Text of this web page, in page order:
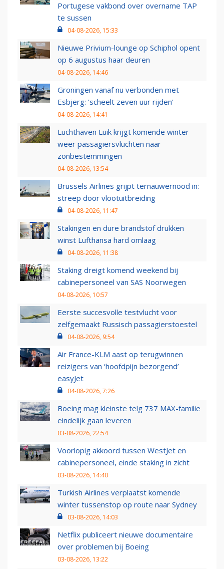
Portugese vakbond over overname TAP
te sussen
04-08-2026, 15:33
Nieuwe Privium-lounge op Schiphol opent
op 6 augustus haar deuren
04-08-2026, 14:46
Groningen vanaf nu verbonden met
Esbjerg: 'scheelt zeven uur rijden'
04-08-2026, 14:41
Luchthaven Luik krijgt komende winter
weer passagiersvluchten naar
zonbestemmingen
04-08-2026, 13:54
Brussels Airlines grijpt ternauwernood in:
streep door vlootuitbreiding
04-08-2026, 11:47
Stakingen en dure brandstof drukken
winst Lufthansa hard omlaag
04-08-2026, 11:38
Staking dreigt komend weekend bij
cabinepersoneel van SAS Noorwegen
04-08-2026, 10:57
Eerste succesvolle testvlucht voor
zelfgemaakt Russisch passagierstoestel
04-08-2026, 9:54
Air France-KLM aast op terugwinnen
reizigers van ‘hoofdpijn bezorgend’
easyJet
04-08-2026, 7:26
Boeing mag kleinste telg 737 MAX-familie
eindelijk gaan leveren
03-08-2026, 22:54
Voorlopig akkoord tussen WestJet en
cabinepersoneel, einde staking in zicht
03-08-2026, 14:40
Turkish Airlines verplaatst komende
winter tussenstop op route naar Sydney
03-08-2026, 14:03
Netflix publiceert nieuwe documentaire
over problemen bij Boeing
03-08-2026, 13:22